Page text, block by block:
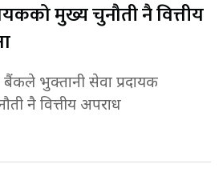
मुख्य चुनौती नै वित्तीय
बैंकले भुक्तानी सेवा प्रदायक
नै वित्तीय अपराध